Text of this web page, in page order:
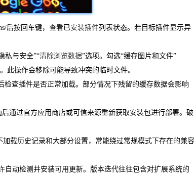
后按回车键，查看已安装插件列表状态。若目标插件显示异
私与安全”“清除浏览数据”选项。勾选“缓存图片和文件”
此操作会移除可能导致冲突的临时文件。
查插件是否正常加载。部分情况下残留的缓存数据会影响
通过官方应用商店或可信来源重新获取安装包进行部署。破
载历史记录和大部分设置，常能绕过常规模式下存在的兼容
自动检测并安装可用更新。版本迭代往往包含对扩展系统的